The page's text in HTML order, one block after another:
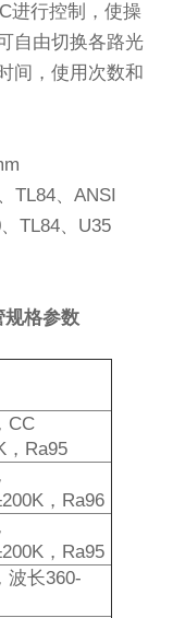
进行控制，使操
自由切换各路光
间，使用次数和
TL84、ANSI
TL84、U35
规格参数
CC
，Ra95
，Ra96
，Ra95
波长360-